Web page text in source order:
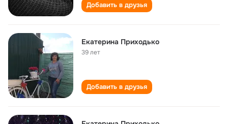
Добавить в друзья
Екатерина Приходько
39 лет
Добавить в друзья